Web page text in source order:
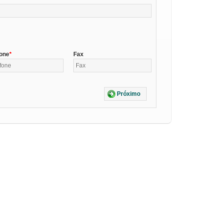
Fax
Próximo